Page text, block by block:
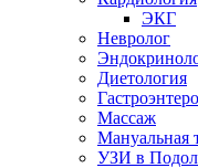
ЭКГ
Невролог
Диетология
Массаж
Мануальная
УЗИ в